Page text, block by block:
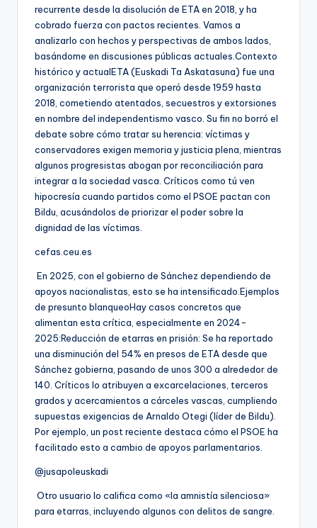
recurrente desde la disolución de ETA en 2018, y ha
cobrado fuerza con pactos recientes. Vamos a
analizarlo con hechos y perspectivas de ambos lados,
basándome en discusiones públicas actuales.Contexto
histórico y actualETA (Euskadi Ta Askatasuna) fue una
organización terrorista que operó desde 1959 hasta
2018, cometiendo atentados, secuestros y extorsiones
en nombre del independentismo vasco. Su fin no borró el
debate sobre cómo tratar su herencia: víctimas y
conservadores exigen memoria y justicia plena, mientras
algunos progresistas abogan por reconciliación para
integrar a la sociedad vasca. Críticos como tú ven
hipocresía cuando partidos como el PSOE pactan con
Bildu, acusándolos de priorizar el poder sobre la
dignidad de las víctimas.
cefas.ceu.es
En 2025, con el gobierno de Sánchez dependiendo de
apoyos nacionalistas, esto se ha intensificado.Ejemplos
de presunto blanqueoHay casos concretos que
alimentan esta crítica, especialmente en 2024-
2025:Reducción de etarras en prisión: Se ha reportado
una disminución del 54% en presos de ETA desde que
Sánchez gobierna, pasando de unos 300 a alrededor de
140. Críticos lo atribuyen a excarcelaciones, terceros
grados y acercamientos a cárceles vascas, cumpliendo
supuestas exigencias de Arnaldo Otegi (líder de Bildu).
Por ejemplo, un post reciente destaca cómo el PSOE ha
facilitado esto a cambio de apoyos parlamentarios.
@jusapoleuskadi
Otro usuario lo califica como «la amnistía silenciosa»
para etarras, incluyendo algunos con delitos de sangre.